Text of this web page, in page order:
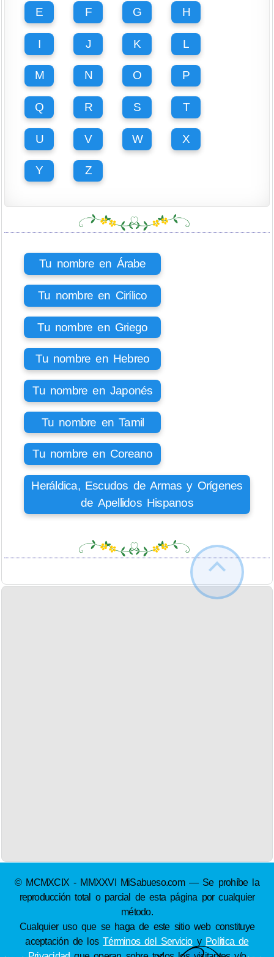
E F G H
I J K L
M N O P
Q R S T
U V W X
Y Z
Tu nombre en Árabe
Tu nombre en Cirílico
Tu nombre en Griego
Tu nombre en Hebreo
Tu nombre en Japonés
Tu nombre en Tamil
Tu nombre en Coreano
Heráldica, Escudos de Armas y Orígenes
de Apellidos Hispanos
© MCMXCIX - MMXXVI MiSabueso.com — Se prohíbe la
reproducción total o parcial de esta página por cualquier
método.
Cualquier uso que se haga de este sitio web constituye
aceptación de losTérminos del Servicioy Política de